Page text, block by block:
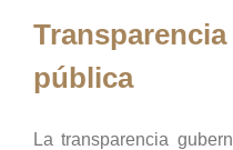
pública
La transparencia